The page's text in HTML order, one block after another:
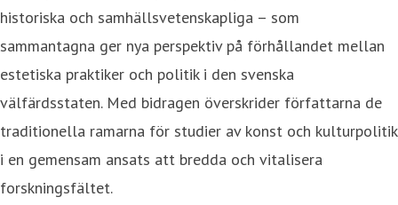
historiska och samhällsvetenskapliga – som
sammantagna ger nya perspektiv på förhållandet mellan
estetiska praktiker och politik i den svenska
välfärdsstaten. Med bidragen överskrider författarna de
traditionella ramarna för studier av konst och kulturpolitik
i en gemensam ansats att bredda och vitalisera
forskningsfältet.